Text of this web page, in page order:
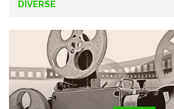
DIVERSE